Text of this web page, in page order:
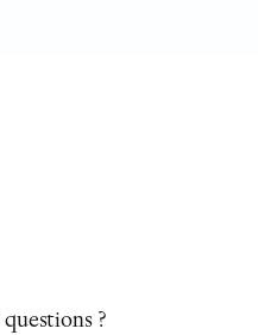
questions ?